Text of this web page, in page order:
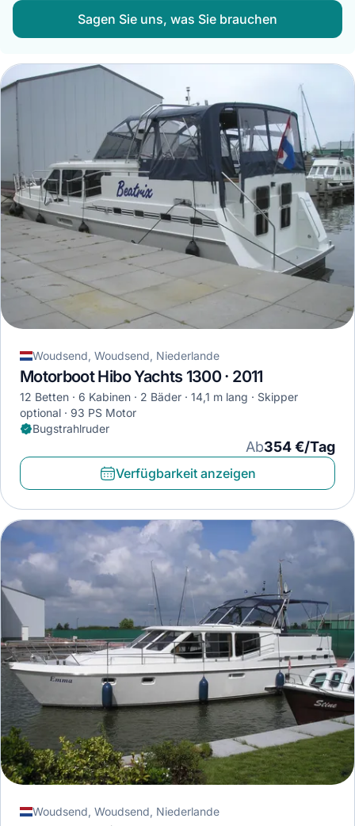
Sagen Sie uns, was Sie brauchen
Woudsend, Woudsend, Niederlande
Motorboot Hibo Yachts 1300 · 2011
12 Betten 6 Kabinen 2 Bäder 14,1 m lang
Skipper
optional
93 PS Motor
Bugstrahlruder
Ab354 €/Tag
Verfügbarkeit anzeigen
Woudsend, Woudsend, Niederlande